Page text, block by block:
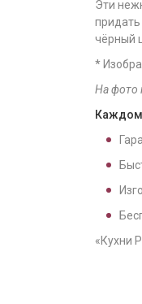
Эти
чёрный
*
На фото
«Кухни